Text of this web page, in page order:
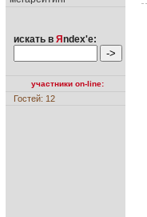
искать в Я ndex'е:
участники on-line:
Гостей: 12